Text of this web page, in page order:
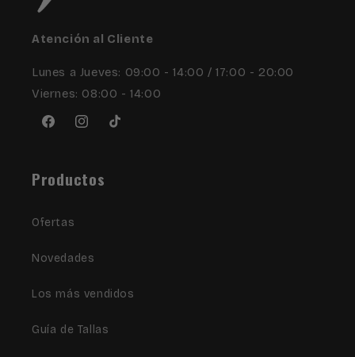
Atención al Cliente
Lunes a Jueves: 09:00 - 14:00 / 17:00 - 20:00
Viernes: 08:00 - 14:00
FacebookInstagram
TikTok
Productos
Ofertas
Novedades
Los más vendidos
Guía de Tallas